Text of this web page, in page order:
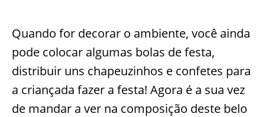
Quando for decorar o ambiente, você ainda
pode colocar algumas bolas de festa,
distribuir uns chapeuzinhos e confetes para
a criançada fazer a festa! Agora é a sua vez
de mandar a ver na composição deste belo